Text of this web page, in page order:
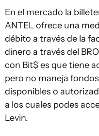
En el mercado la
ANTEL ofrece una
débito a través de la
dinero a través del
con Bit$ es que tiene
pero no maneja
disponibles o
a los cuales podes
Levin.